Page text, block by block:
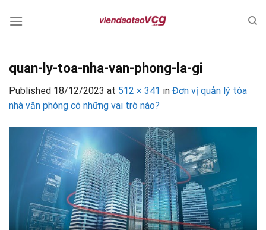
quan-ly-toa-nha-van-phong-la-gi
Published 18/12/2023 at 512 × 341 in Đơn vị quản lý tòa
nhà văn phòng có những vai trò nào?